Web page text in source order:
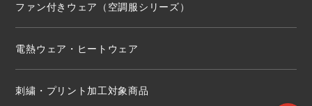
ファン付きウェア（空調服シリーズ）
電熱ウェア・ヒートウェア
刺繍・プリント加工対象商品